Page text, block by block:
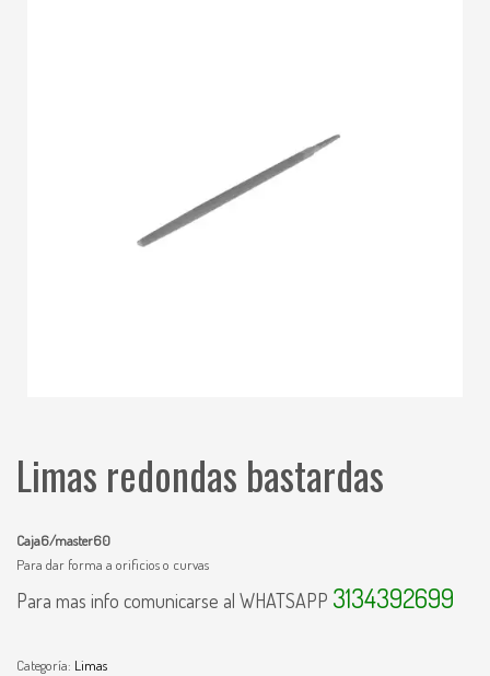
Limas redondas bastardas
Caja6/master60
Para dar forma a orificios o curvas
Para mas info comunicarse al WHATSAPP 3134392699
Categoría: Limas